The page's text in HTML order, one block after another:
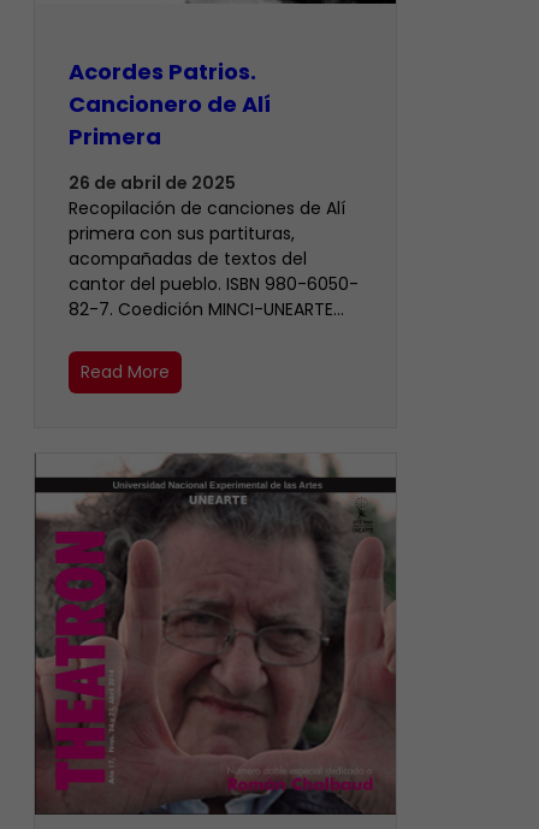
Acordes Patrios.
Cancionero de Alí
Primera
26 de abril de 2025
Recopilación de canciones de Alí
primera con sus partituras,
acompañadas de textos del
cantor del pueblo. ISBN 980-6050-
82-7. Coedición MINCI-UNEARTE…
Read More